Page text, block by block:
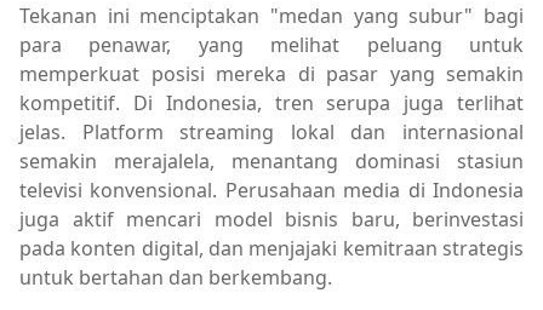
Tekanan ini menciptakan "medan yang subur" bagi
para penawar, yang melihat peluang untuk
memperkuat posisi mereka di pasar yang semakin
kompetitif. Di Indonesia, tren serupa juga terlihat
jelas. Platform streaming lokal dan internasional
semakin merajalela, menantang dominasi stasiun
televisi konvensional. Perusahaan media di Indonesia
juga aktif mencari model bisnis baru, berinvestasi
pada konten digital, dan menjajaki kemitraan strategis
untuk bertahan dan berkembang.